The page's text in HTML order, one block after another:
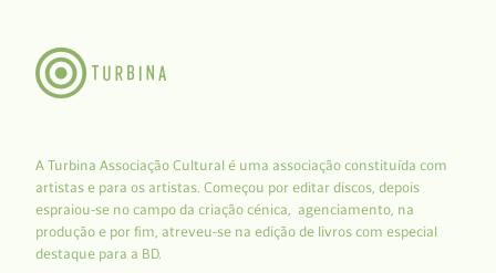
A Turbina Associação Cultural é uma associação constituída com
artistas e para os artistas. Começou por editar discos, depois
espraiou-se no campo da criação cénica, agenciamento, na
produção e por fim, atreveu-se na edição de livros com especial
destaque para a BD.